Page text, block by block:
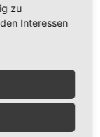
die Details
Service zu,
zu
Interessen